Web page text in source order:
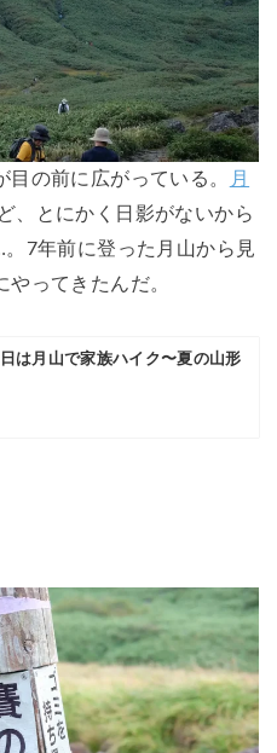
の前に広がっている。
月
、とにかく日影がないから
7年前に登った月山から見
ってきたんだ。
は月山で家族ハイク〜夏の山形